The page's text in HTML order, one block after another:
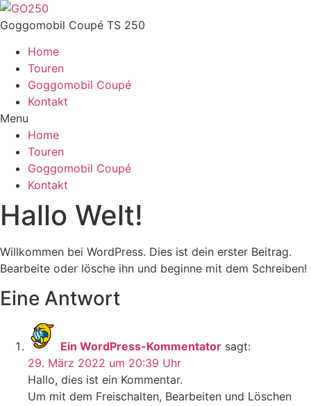
Zum
Inhalt
Goggomobil Coupé TS 250
Home
Touren
Goggomobil Coupé
Kontakt
Menu
Home
Touren
Goggomobil Coupé
Kontakt
Hallo Welt!
Willkommen bei WordPress. Dies ist dein erster Beitrag.
Bearbeite oder lösche ihn und beginne mit dem Schreiben!
Eine Antwort
Ein WordPress-Kommentator sagt:
29. März 2022 um 20:39 Uhr
Hallo, dies ist ein Kommentar.
Um mit dem Freischalten, Bearbeiten und Löschen